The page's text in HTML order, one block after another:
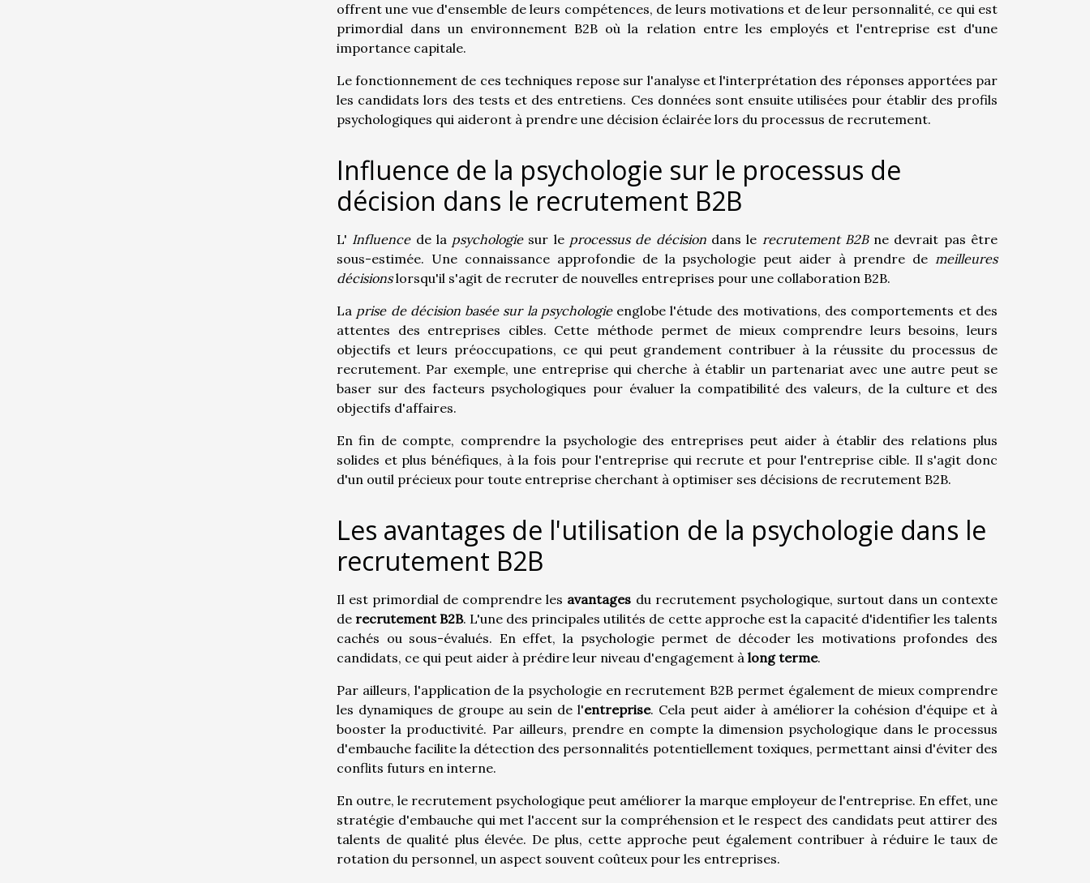
offrent une vue d'ensemble de leurs compétences, de leurs motivations et de leur personnalité, ce qui est
primordial dans un environnement B2B où la relation entre les employés et l'entreprise est d'une
importance capitale.
Le fonctionnement de ces techniques repose sur l'analyse et l'interprétation des réponses apportées par
les candidats lors des tests et des entretiens. Ces données sont ensuite utilisées pour établir des profils
psychologiques qui aideront à prendre une décision éclairée lors du processus de recrutement.
Influence de la psychologie sur le processus de
décision dans le recrutement B2B
L' Influencede la psychologiesur le processus de décisiondans le recrutement B2Bne devrait pas être
sous-estimée. Une connaissance approfondie de la psychologie peut aider à prendre de meilleures
décisionslorsqu'il s'agit de recruter de nouvelles entreprises pour une collaboration B2B.
La prise de décision basée sur la psychologieenglobe l'étude des motivations, des comportements et des
attentes des entreprises cibles. Cette méthode permet de mieux comprendre leurs besoins, leurs
objectifs et leurs préoccupations, ce qui peut grandement contribuer à la réussite du processus de
recrutement. Par exemple, une entreprise qui cherche à établir un partenariat avec une autre peut se
baser sur des facteurs psychologiques pour évaluer la compatibilité des valeurs, de la culture et des
objectifs d'affaires.
En fin de compte, comprendre la psychologie des entreprises peut aider à établir des relations plus
solides et plus bénéfiques, à la fois pour l'entreprise qui recrute et pour l'entreprise cible. Il s'agit donc
d'un outil précieux pour toute entreprise cherchant à optimiser ses décisions de recrutement B2B.
Les avantages de l'utilisation de la psychologie dans le
recrutement B2B
Il est primordial de comprendre les avantages du recrutement psychologique, surtout dans un contexte
de recrutement B2B. L'une des principales utilités de cette approche est la capacité d'identifier les talents
cachés ou sous-évalués. En effet, la psychologie permet de décoder les motivations profondes des
candidats, ce qui peut aider à prédire leur niveau d'engagement à long terme.
Par ailleurs, l'application de la psychologie en recrutement B2B permet également de mieux comprendre
les dynamiques de groupe au sein de l'entreprise. Cela peut aider à améliorer la cohésion d'équipe et à
booster la productivité. Par ailleurs, prendre en compte la dimension psychologique dans le processus
d'embauche facilite la détection des personnalités potentiellement toxiques, permettant ainsi d'éviter des
conflits futurs en interne.
En outre, le recrutement psychologique peut améliorer la marque employeur de l'entreprise. En effet, une
stratégie d'embauche qui met l'accent sur la compréhension et le respect des candidats peut attirer des
talents de qualité plus élevée. De plus, cette approche peut également contribuer à réduire le taux de
rotation du personnel, un aspect souvent coûteux pour les entreprises.